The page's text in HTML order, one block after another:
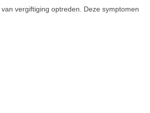
vergiftiging optreden. Deze symptomen